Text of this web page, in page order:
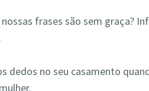
nossas frases são sem graça?
dedos no seu casamento